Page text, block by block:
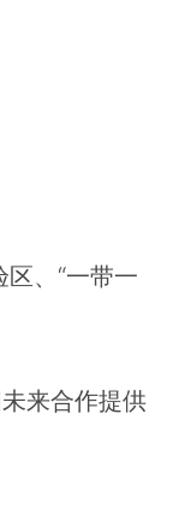
区、“一带一
来合作提供